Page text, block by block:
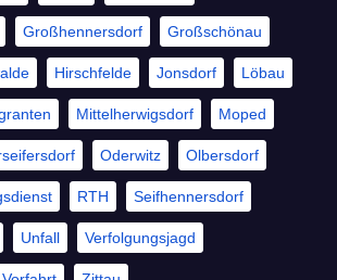
Großhennersdorf Großschönau
Hirschfelde Jonsdorf Löbau
Mittelherwigsdorf Moped
Oderwitz Olbersdorf
RTH Seifhennersdorf
Unfall Verfolgungsjagd